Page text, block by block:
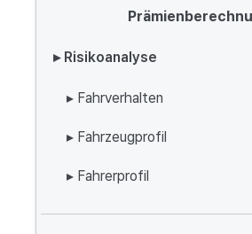
▸ Risikoanalyse
▸ Fahrverhalten
▸ Fahrzeugprofil
▸ Fahrerprofil